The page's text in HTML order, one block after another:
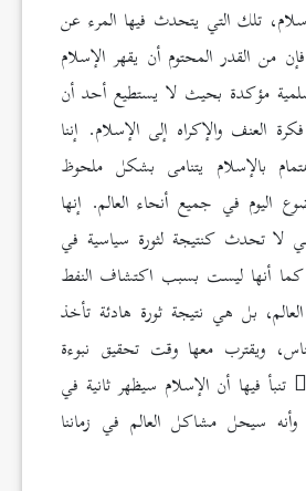
تلك التي يتحدث فيها المرء عن
من القدر المحتوم أن يقهر الإسلام
مؤكدة بحيث لا يستطيع أحد أن
العنف والإكراه إلى الإسلام. إننا
بالإسلام يتنامى بشكل ملحوظ
اليوم في جميع أنحاء العالم. إنها
لا تحدث كنتيجة لثورة سياسية في
كما أنها ليست بسبب اكتشاف النفط
بل هي نتيجة ثورة هادئة تأخذ
ويقترب معها وقت تحقيق نبوءة
تنبأ فيها أن الإسلام سيظهر ثانية في
سيحل مشاكل العالم في زماننا